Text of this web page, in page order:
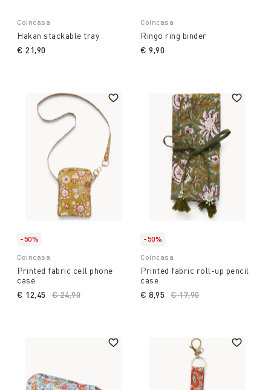
Coincasa
Hakan stackable tray
€ 21,90
Coincasa
Ringo ring binder
€ 9,90
-50%
Coincasa
Printed fabric cell phone
case
Price reduced from
€ 24,90
€ 12,45
-50%
Coincasa
Printed fabric roll-up pencil
case
Price reduced from
€ 17,90to
€ 8,95